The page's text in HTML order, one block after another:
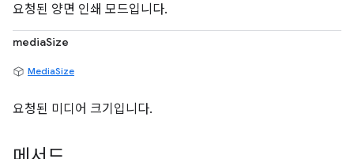
요청된 양면 인쇄 모드입니다.
mediaSize
MediaSize
요청된 미디어 크기입니다.